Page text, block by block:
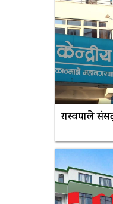
रास्वपाले